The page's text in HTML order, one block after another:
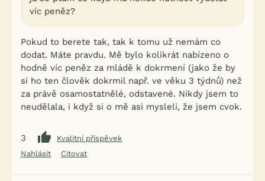
víc peněz?
Pokud to berete tak, tak k tomu už nemám co
dodat. Máte pravdu. Mě bylo kolikrát nabízeno o
hodně víc peněz za mládě k dokrmení (jako že by
si ho ten člověk dokrmil např. ve věku 3 týdnů) než
za právě osamostatnělé, odstavené. Nikdy jsem to
neudělala, i když si o mě asi mysleli, že jsem cvok.
3
Kvalitní příspěvek
Nahlásit
Citovat